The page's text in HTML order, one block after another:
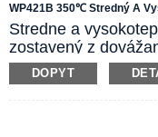
WP421B 350℃ Stredný A
Stredne a
zostavený z
vysokým teplotám a
pracovať dlhodobo
DOPYT